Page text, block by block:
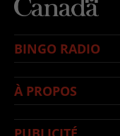
BINGO RADIO
À PROPOS